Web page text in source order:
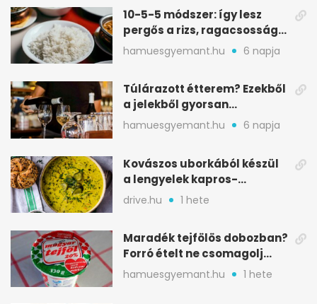
10-5-5 módszer: így lesz
pergős a rizs, ragacsosság
nélkül
hamuesgyemant.hu 6 napja
Túlárazott étterem? Ezekből
a jelekből gyorsan
észreveheted
hamuesgyemant.hu 6 napja
Kovászos uborkából készül
a lengyelek kapros-
savanykás levese
drive.hu 1 hete
Maradék tejfölös dobozban?
Forró ételt ne csomagolj
ilyen tégelybe
hamuesgyemant.hu 1 hete